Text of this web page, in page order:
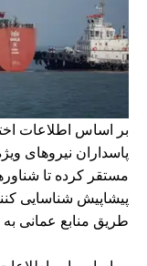
بر اساس اطلاعات
پاسداران نیروهای
مستقر کرده تا
پیشاپیش شناسایی
طریق منابع عمانی